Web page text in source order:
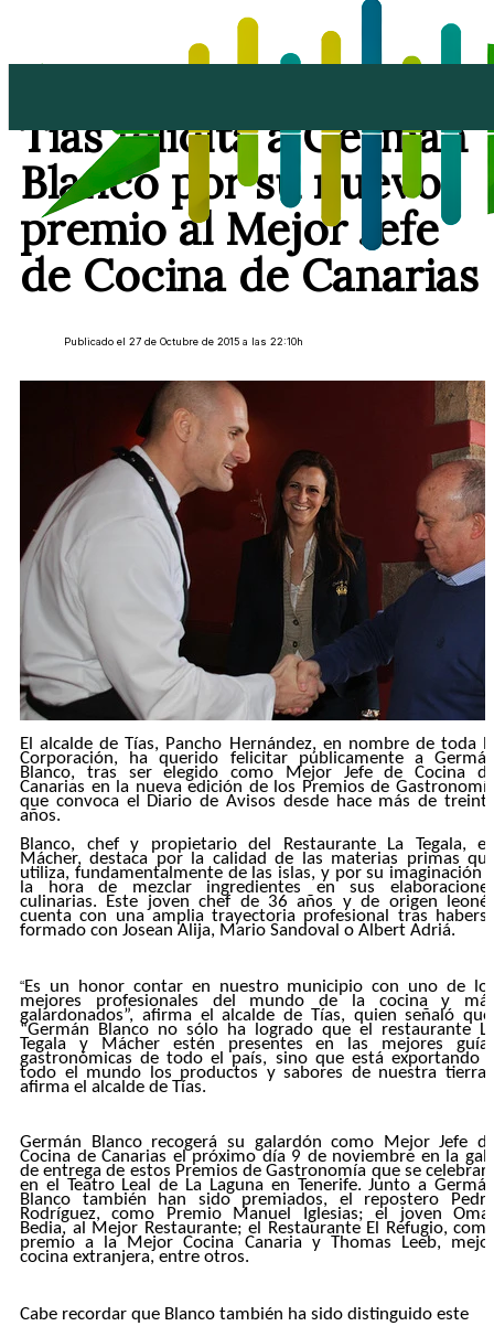
Tías felicita a Germán
Blanco por su nuevo
premio al Mejor Jefe
de Cocina de Canarias
Publicado el 27 de Octubre de 2015 a las 22:10h
El alcalde de Tías, Pancho Hernández, en nombre de toda
Corporación, ha querido felicitar públicamente a
Blanco, tras ser elegido como Mejor Jefe de Cocina
Canarias en la nueva edición de los Premios de
que convoca el Diario de Avisos desde hace más de
años.
Blanco, chef y propietario del Restaurante La Tegala,
Mácher, destaca por la calidad de las materias primas
utiliza, fundamentalmente de las islas, y por su imaginación
la hora de mezclar ingredientes en sus
culinarias. Este joven chef de 36 años y de origen
cuenta con una amplia trayectoria profesional tras
formado con Josean Alija, Mario Sandoval o Albert Adriá.
“Es un honor contar en nuestro municipio con uno de
mejores profesionales del mundo de la cocina y
galardonados”, afirma el alcalde de Tías, quien señaló
“Germán Blanco no sólo ha logrado que el restaurante
Tegala y Mácher estén presentes en las mejores
gastronómicas de todo el país, sino que está exportando
todo el mundo los productos y sabores de nuestra
afirma el alcalde de Tías.
Germán Blanco recogerá su galardóncomo Mejor Jefe
Cocina de Canarias el próximo día 9 de noviembre en la
de entrega de estos Premios de Gastronomía que se
en el Teatro Leal de La Laguna en Tenerife. Junto a
Blanco también han sido premiados, el repostero
Rodríguez, como Premio Manuel Iglesias; el joven
Bedia, al Mejor Restaurante; el Restaurante El Refugio,
premio a la Mejor Cocina Canaria y Thomas Leeb,
cocina extranjera, entre otros.
Cabe recordar que Blanco también ha sido distinguido este